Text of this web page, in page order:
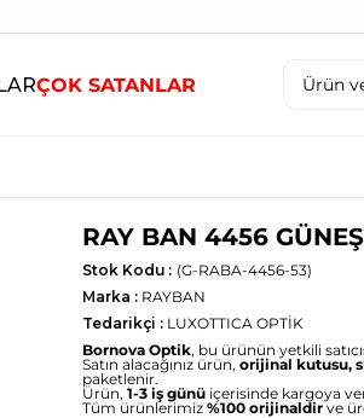
ÇOK SATANLAR
RAY BAN 4456
(G-RABA-4456-53)
Stok Kodu
Marka : RAYBAN
Tedarikçi : LUXOTTICA OPTİK
Bornova Optik, bu ürünün yetkili
Satın alacağınız ürün, orijinal kutusu,
paketlenir.
Ürün, 1-3 iş günü içerisinde kargoya
Tüm ürünlerimiz %100 orijinaldirve